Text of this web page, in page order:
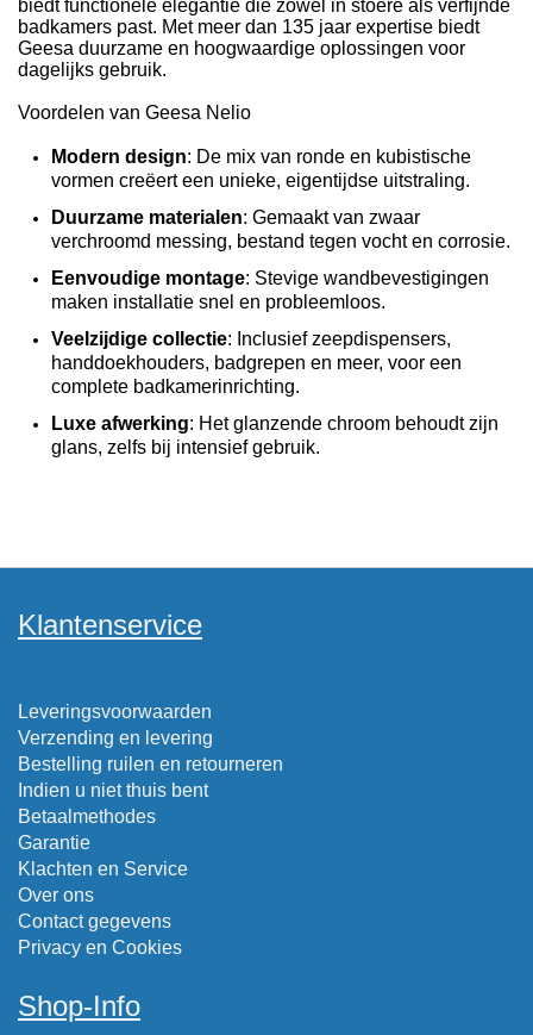
biedt functionele elegantie die zowel in stoere als verfijnde
badkamers past. Met meer dan 135 jaar expertise biedt
Geesa duurzame en hoogwaardige oplossingen voor
dagelijks gebruik.
Voordelen van Geesa Nelio
Modern design: De mix van ronde en kubistische
vormen creëert een unieke, eigentijdse uitstraling.
Duurzame materialen: Gemaakt van zwaar
verchroomd messing, bestand tegen vocht en corrosie.
Eenvoudige montage: Stevige wandbevestigingen
maken installatie snel en probleemloos.
Veelzijdige collectie: Inclusief zeepdispensers
handdoekhouders, badgrepen en meer, voor een
complete badkamerinrichting.
Luxe afwerking: Het glanzende chroom behoudt zijn
glans, zelfs bij intensief gebruik.
Klantenservice
Leveringsvoorwaarden
Verzending en levering
Bestelling ruilen en retourneren
Indien u niet thuis bent
Betaalmethodes
Garantie
Klachten en Service
Over ons
Contact gegevens
Privacy en Cookies
Shop-Info